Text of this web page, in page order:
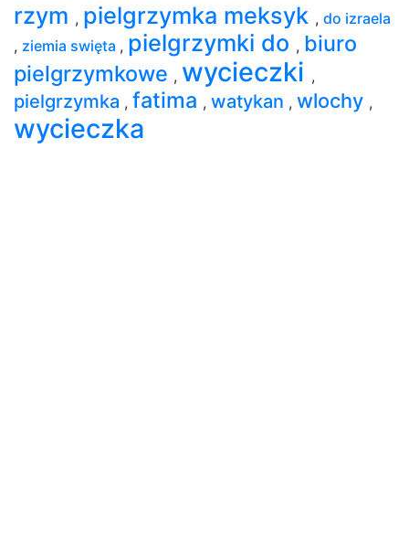
rzym , pielgrzymka meksyk , do izraela
, ziemia swięta , pielgrzymki do , biuro
pielgrzymkowe , wycieczki ,
pielgrzymka , fatima , watykan , wlochy ,
wycieczka